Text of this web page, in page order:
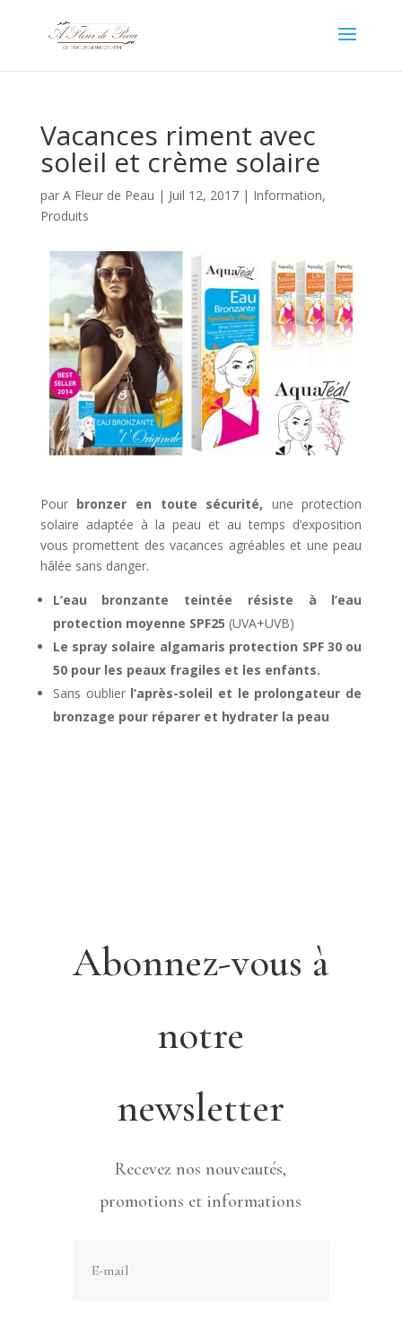
Vacances riment avec
soleil et crème solaire
par A Fleur de Peau | Juil 12, 2017| Information,
Produits
Pour bronzer en toute sécurité, une protection
solaire adaptée à la peau et au temps d’exposition
vous promettent des vacances agréables et une peau
hâlée sans danger.
L’eau bronzante teintée résiste à l’eau
protection moyenne SPF25 (UVA+UVB)
Le spray solaire algamaris protection SPF 30 ou
50 pour les peaux fragiles et les enfants.
Sans oublier l’après-soleil et le prolongateur de
bronzage pour réparer et hydrater la peau
Abonnez-vous à
notre
newsletter
Recevez nos nouveautés,
promotions et informations